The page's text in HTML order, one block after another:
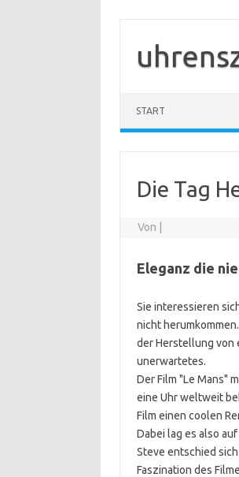
springen
START
Die Tag
Von
Eleganz die
Sie interessieren
nicht
der Herstellung von
unerwartetes.
Der Film "Le Mans"
eine Uhr weltweit
Film einen coolen
Dabei lag es also
Steve entschied
Faszination des